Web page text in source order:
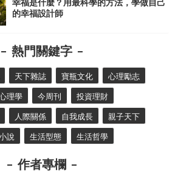
幸福是什麼？用最科學的方法，學做自己
的幸福設計師
熱門關鍵字
天下雜誌 寶瓶文化 心理勵志
理學 今周刊 投資理財
人際關係 自我成長 親子天下
說 生活型態 生活哲學
作者專欄